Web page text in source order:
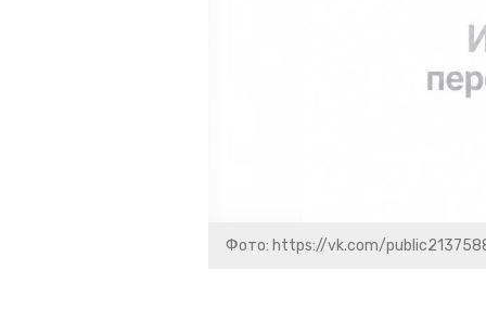
Фото: https://vk.com/